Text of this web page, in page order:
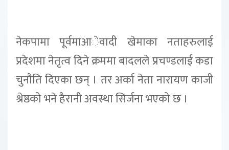
नेकपामा पूर्वमाआेवादी खेमाका नताहरुलाई
प्रदेशमा नेतृत्व दिने क्रममा बादलले प्रचण्डलाई कडा
चुनाैति दिएका छन् । तर अर्का नेता नारायण काजी
श्रेष्ठको भने हैरानी अवस्था सिर्जना भएको छ ।